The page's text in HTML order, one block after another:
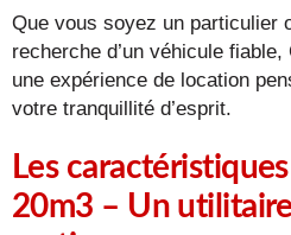
Que vous soyez un particulier
recherche d’un véhicule
une expérience de location
votre tranquillité d’esprit.
Les
20m3 – Un